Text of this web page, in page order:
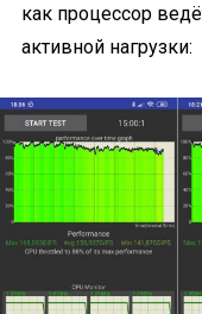
как процессор
активной нагрузки: